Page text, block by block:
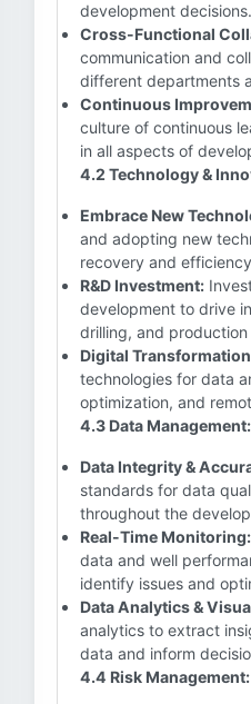
development decisions.
Cross-Functional
communication and
different departments
Continuous
culture of continuous
in all aspects of
4.2 Technology &
Embrace New
and adopting new
recovery and
R&D Investment:
development to drive
drilling, and
Digital
technologies for data
optimization, and
4.3 Data Management:
Data Integrity &
standards for data
throughout the
Real-Time Monitoring:
data and well
identify issues and
Data Analytics &
analytics to extract
data and inform
4.4 Risk Management: